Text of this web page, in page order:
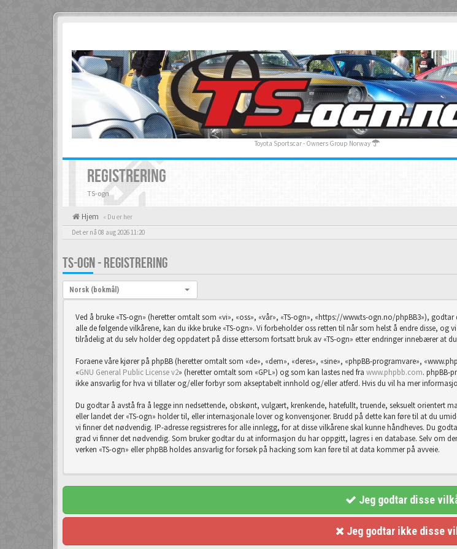
Toyota Sportscar - Owners Group Norway
REGISTRERING
TS-ogn
Hjem « Du er her
Det er nå 08 aug 2026 11:20
TS-OGN - REGISTRERING
Språk:Norsk (bokmål)
Ved å bruke «TS-ogn» (heretter omtalt som «vi», «oss», «vår», «TS-ogn», «https://www.ts-ogn.no/phpBB3»),
alle de følgende vilkårene, kan du ikke bruke «TS-ogn». Vi forbeholder oss retten til når som helst å endre disse,
tilrådelig at du selv holder deg oppdatert på disse ettersom fortsatt bruk av «TS-ogn» etter endringer innebærer at
Foraene våre kjører på phpBB (heretter omtalt som «de», «dem», «deres», «sine», «phpBB-programvare»,
«GNU General Public License v2» (heretter omtalt som «GPL») og som kan lastes ned fra www.phpbb.com. phpBB-
ikke ansvarlig for hva vi tillater og/eller forbyr som akseptabelt innhold og/eller atferd. Hvis du vil ha mer
Du godtar å avstå fra å legge inn nedsettende, obskønt, vulgært, krenkende, hatefullt, truende, seksuelt orientert
eller landet der «TS-ogn» holder til, eller internasjonale lover og konvensjoner. Brudd på dette kan føre til at du
vi finner det nødvendig. IP-adresse regsistreres for alle innlegg, for at disse vilkårene skal kunne håndheves. Du
grad vi finner det nødvendig. Som bruker godtar du at informasjon du har oppgitt, lagres i en database. Selv om
verken «TS-ogn» eller phpBB holdes ansvarlig for forsøk på hacking som kan føre til at data kommer på avveie.
Jeg godtar disse
Jeg godtar ikke disse